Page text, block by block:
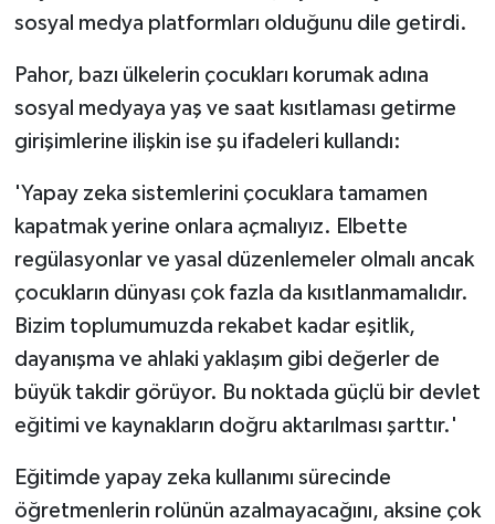
sosyal medya platformları olduğunu dile getirdi.
Pahor, bazı ülkelerin çocukları korumak adına
sosyal medyaya yaş ve saat kısıtlaması getirme
girişimlerine ilişkin ise şu ifadeleri kullandı:
'Yapay zeka sistemlerini çocuklara tamamen
kapatmak yerine onlara açmalıyız. Elbette
regülasyonlar ve yasal düzenlemeler olmalı ancak
çocukların dünyası çok fazla da kısıtlanmamalıdır.
Bizim toplumumuzda rekabet kadar eşitlik,
dayanışma ve ahlaki yaklaşım gibi değerler de
büyük takdir görüyor. Bu noktada güçlü bir devlet
eğitimi ve kaynakların doğru aktarılması şarttır.'
Eğitimde yapay zeka kullanımı sürecinde
öğretmenlerin rolünün azalmayacağını, aksine çok